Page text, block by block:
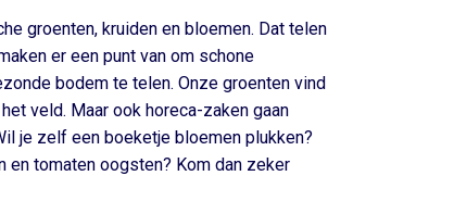
groenten, kruiden en bloemen. Dat telen
er een punt van om schone
bodem te telen. Onze groenten vind
veld. Maar ook horeca-zaken gaan
je zelf een boeketje bloemen plukken?
en tomaten oogsten? Kom dan zeker